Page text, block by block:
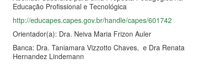
Educação Profissional e Tecnológica
http://educapes.capes.gov.br/handle/capes/601742
Orientador(a): Dra. Neiva Maria Frizon Auler
Banca: Dra. Taniamara Vizzotto Chaves, e Dra Renata
Hernandez Lindemann